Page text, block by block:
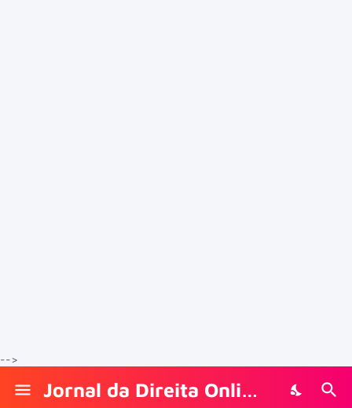
-->
Jornal da Direita Online